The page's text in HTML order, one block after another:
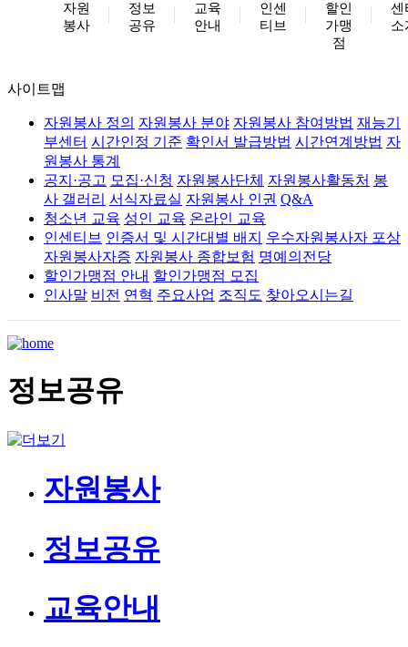
자원
봉사
정보
공유
교육
안내
인센
티브
할인
가맹
점
센
소
사이트맵
자원봉사 정의 자원봉사 분야 자원봉사 참여방법 재능기
부센터 시간인정 기준 확인서 발급방법 시간연계방법 자
원봉사 통계
공지·공고 모집·신청 자원봉사단체 자원봉사활동처 봉
사 갤러리 서식자료실 자원봉사 인권 Q&A
청소년 교육 성인 교육 온라인 교육
인센티브 인증서 및 시간대별 배지
우수자원봉사자 포상
자원봉사자증 자원봉사 종합보험 명예의전당
할인가맹점 안내 할인가맹점 모집
인사말 비전 연혁 주요사업 조직도 찾아오시는길
정보공유
자원봉사
정보공유
교육안내